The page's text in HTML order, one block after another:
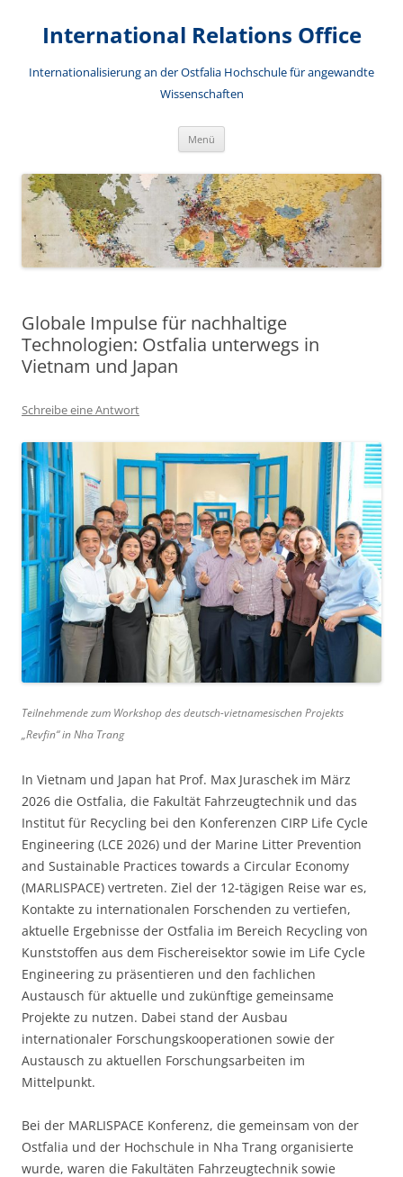
International Relations Office
Internationalisierung an der Ostfalia Hochschule für angewandte
Wissenschaften
Menü
Globale Impulse für nachhaltige
Technologien: Ostfalia unterwegs in
Vietnam und Japan
Schreibe eine Antwort
Teilnehmende zum Workshop des deutsch-vietnamesischen Projekts
„Revfin“ in Nha Trang
In Vietnam und Japan hat Prof. Max Juraschek im März
2026 die Ostfalia, die Fakultät Fahrzeugtechnik und das
Institut für Recycling bei den Konferenzen CIRP Life Cycle
Engineering (LCE 2026) und der Marine Litter Prevention
and Sustainable Practices towards a Circular Economy
(MARLISPACE) vertreten. Ziel der 12-tägigen Reise war es,
Kontakte zu internationalen Forschenden zu vertiefen,
aktuelle Ergebnisse der Ostfalia im Bereich Recycling von
Kunststoffen aus dem Fischereisektor sowie im Life Cycle
Engineering zu präsentieren und den fachlichen
Austausch für aktuelle und zukünftige gemeinsame
Projekte zu nutzen. Dabei stand der Ausbau
internationaler Forschungskooperationen sowie der
Austausch zu aktuellen Forschungsarbeiten im
Mittelpunkt.
Bei der MARLISPACE Konferenz, die gemeinsam von der
Ostfalia und der Hochschule in Nha Trang organisierte
wurde, waren die Fakultäten Fahrzeugtechnik sowie